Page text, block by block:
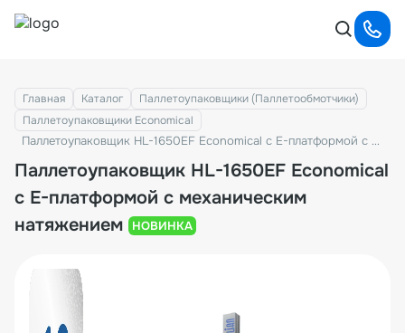
Главная Каталог
Паллетоупаковщики (Паллетообмотчики)
Паллетоупаковщики Economical
Паллетоупаковщик HL-1650EF Economical с E-платформой с механическим натяжением
Паллетоупаковщик HL-1650EF Economical
с E-платформой с механическим
натяжением
НОВИНКА